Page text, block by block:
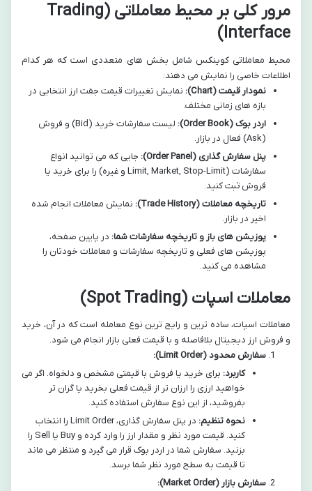
مرور کلی بر محیط معاملاتی (Trading
Interface)
محیط معاملاتی کوینکس شامل بخش های متعددی است که هر کدام
اطلاعات خاصی را نمایش می دهند:
نمودار قیمت (Chart):
نمایش تغییرات قیمت جفت ارز انتخابی در
بازه های زمانی مختلف.
اردر بوک (Order Book):
لیست سفارشات خرید (Bid) و فروش
(Ask) فعال در بازار.
پنل سفارش گذاری (Order Panel):
جایی که می توانید انواع
سفارشات (Limit, Market, Stop-Limit و غیره) را برای خرید یا
فروش ثبت کنید.
تاریخچه معاملات (Trade History):
نمایش معاملات انجام شده
اخیر در بازار.
پوزیشن های باز و تاریخچه سفارشات شما: در پایین صفحه،
پوزیشن های فعلی و تاریخچه سفارشات و معاملات خودتان را
مشاهده می کنید.
معاملات اسپات (Spot Trading)
معاملات اسپات، ساده ترین و رایج ترین نوع معامله است که در آن، خرید
و فروش ارز دیجیتال بلافاصله و با قیمت فعلی بازار انجام می شود.
سفارش محدود (Limit Order):
کاربرد: برای خرید یا فروش با قیمتی مشخص و دلخواه. اگر می
خواهید ارزی را ارزان تر از قیمت فعلی بخرید یا گران تر
بفروشید، از این نوع سفارش استفاده کنید.
نحوه تنظیم:
در پنل سفارش گذاری، Limit Order را انتخاب
کنید. قیمت مورد نظر و مقدار ارز را وارد کرده و Buy یا Sell را
بزنید. سفارش شما در اردر بوک قرار می گیرد و منتظر می ماند
تا قیمت به سطح مورد نظر شما برسد.
سفارش بازار (Market Order):